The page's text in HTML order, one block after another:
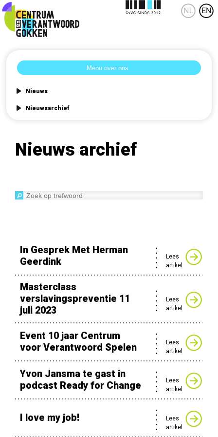
Nieuws
Nieuwsarchief
Nieuws archief
In Gesprek Met Herman
Geerdink
Lees
artikel
Masterclass
verslavingspreventie 11
juli 2023
Lees
artikel
Event 10 jaar Centrum
voor Verantwoord Spelen
Lees
artikel
Yvon Jansma te gast in
podcast Ready for Change
Lees
artikel
I love my job!
Lees
artikel